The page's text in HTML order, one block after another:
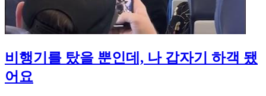
비행기를 탔을 뿐인데, 나 갑자기 하객 됐
어요